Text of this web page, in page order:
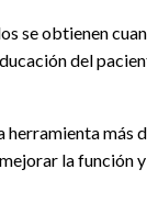
se obtienen
del
herramienta más
la función